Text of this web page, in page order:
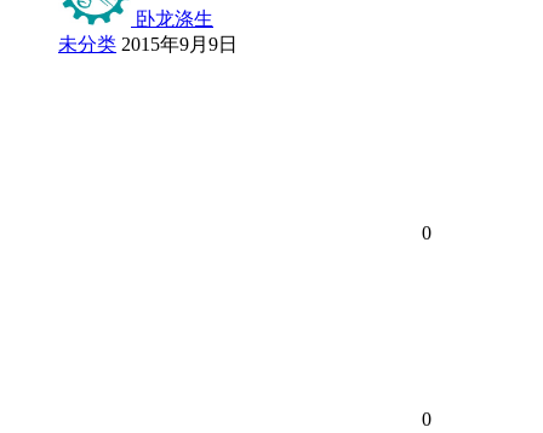
卧龙涤生
未分类 2015年9月9日
0
0